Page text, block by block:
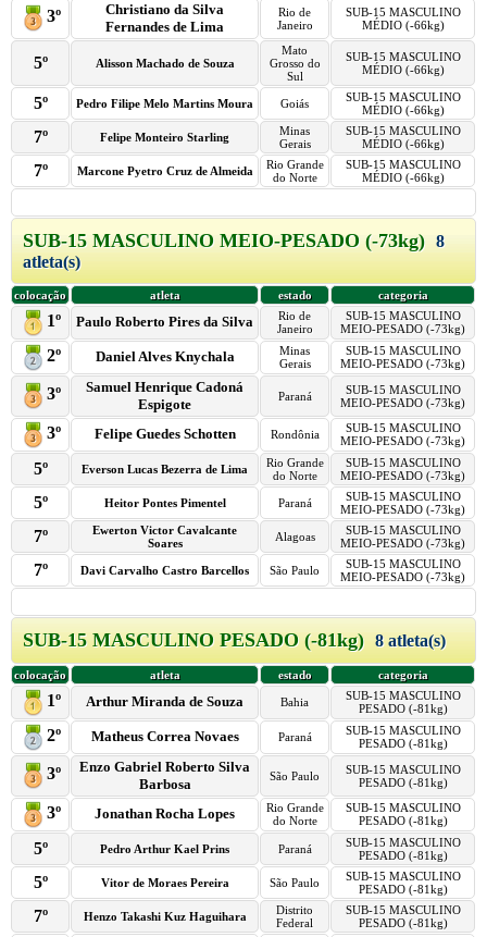
3º
Christiano da Silva
Fernandes de Lima
Rio de
Janeiro
SUB-15 MASCULINO
MÉDIO (-66kg)
5º Alisson Machado de Souza
Mato
Grosso do
Sul
SUB-15 MASCULINO
MÉDIO (-66kg)
5º Pedro Filipe Melo Martins Moura Goiás
SUB-15 MASCULINO
MÉDIO (-66kg)
7º Felipe Monteiro Starling
Minas
Gerais
SUB-15 MASCULINO
MÉDIO (-66kg)
7º Marcone Pyetro Cruz de Almeida
Rio Grande
do Norte
SUB-15 MASCULINO
MÉDIO (-66kg)
SUB-15 MASCULINO MEIO-PESADO (-73kg)8
atleta(s)
colocação atleta estado categoria
1º Paulo Roberto Pires da Silva
Rio de
Janeiro
SUB-15 MASCULINO
MEIO-PESADO (-73kg)
2º Daniel Alves Knychala
Minas
Gerais
SUB-15 MASCULINO
MEIO-PESADO (-73kg)
3º
Samuel Henrique Cadoná
Espigote
Paraná
SUB-15 MASCULINO
MEIO-PESADO (-73kg)
3º Felipe Guedes Schotten Rondônia
SUB-15 MASCULINO
MEIO-PESADO (-73kg)
5º Everson Lucas Bezerra de Lima
Rio Grande
do Norte
SUB-15 MASCULINO
MEIO-PESADO (-73kg)
5º Heitor Pontes Pimentel Paraná
SUB-15 MASCULINO
MEIO-PESADO (-73kg)
7º
Ewerton Victor Cavalcante
Soares
Alagoas
SUB-15 MASCULINO
MEIO-PESADO (-73kg)
7º Davi Carvalho Castro Barcellos São Paulo
SUB-15 MASCULINO
MEIO-PESADO (-73kg)
SUB-15 MASCULINO PESADO (-81kg)8 atleta(s)
colocação atleta estado categoria
1º Arthur Miranda de Souza Bahia
SUB-15 MASCULINO
PESADO (-81kg)
2º Matheus Correa Novaes Paraná
SUB-15 MASCULINO
PESADO (-81kg)
3º
Enzo Gabriel Roberto Silva
Barbosa
São Paulo
SUB-15 MASCULINO
PESADO (-81kg)
3º Jonathan Rocha Lopes
Rio Grande
do Norte
SUB-15 MASCULINO
PESADO (-81kg)
5º Pedro Arthur Kael Prins Paraná
SUB-15 MASCULINO
PESADO (-81kg)
5º Vitor de Moraes Pereira São Paulo
SUB-15 MASCULINO
PESADO (-81kg)
7º Henzo Takashi Kuz Haguihara
Distrito
Federal
SUB-15 MASCULINO
PESADO (-81kg)